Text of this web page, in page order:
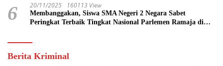
6 20/11/2025 160113 View
Membanggakan, Siswa SMA Negeri 2 Negara Sabet
Peringkat Terbaik Tingkat Nasional Parlemen Ramaja di
Berita Kriminal